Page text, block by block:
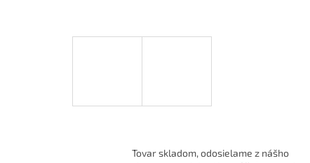
Tovar skladom, odosielame z nášho